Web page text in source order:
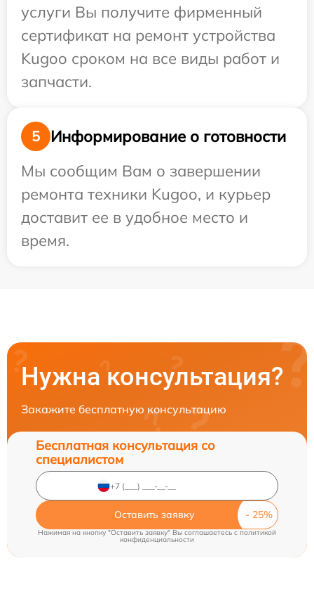
услуги Вы получите фирменный
сертификат на ремонт устройства
Kugoo сроком на все виды работ и
запчасти.
5
Информирование о готовности
Мы сообщим Вам о завершении
ремонта техники Kugoo, и курьер
доставит ее в удобное место и
время.
Нужна консультация?
Закажите бесплатную консультацию
Бесплатная консультация со
специалистом
Оставить заявку
Нажимая на кнопку "Оставить заявку" Вы соглашаетесь cполитикой
конфиденциальности